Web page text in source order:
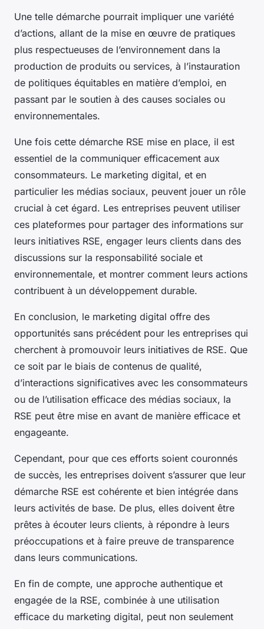
Une telle démarche pourrait impliquer une variété
d’actions, allant de la mise en œuvre de pratiques
plus respectueuses de l’environnement dans la
production de produits ou services, à l’instauration
de politiques équitables en matière d’emploi, en
passant par le soutien à des causes sociales ou
environnementales.
Une fois cette démarche RSE mise en place, il est
essentiel de la communiquer efficacement aux
consommateurs. Le marketing digital, et en
particulier les médias sociaux, peuvent jouer un rôle
crucial à cet égard. Les entreprises peuvent utiliser
ces plateformes pour partager des informations sur
leurs initiatives RSE, engager leurs clients dans des
discussions sur la responsabilité sociale et
environnementale, et montrer comment leurs actions
contribuent à un développement durable.
En conclusion, le marketing digital offre des
opportunités sans précédent pour les entreprises qui
cherchent à promouvoir leurs initiatives de RSE. Que
ce soit par le biais de contenus de qualité,
d’interactions significatives avec les consommateurs
ou de l’utilisation efficace des médias sociaux, la
RSE peut être mise en avant de manière efficace et
engageante.
Cependant, pour que ces efforts soient couronnés
de succès, les entreprises doivent s’assurer que leur
démarche RSE est cohérente et bien intégrée dans
leurs activités de base. De plus, elles doivent être
prêtes à écouter leurs clients, à répondre à leurs
préoccupations et à faire preuve de transparence
dans leurs communications.
En fin de compte, une approche authentique et
engagée de la RSE, combinée à une utilisation
efficace du marketing digital, peut non seulement